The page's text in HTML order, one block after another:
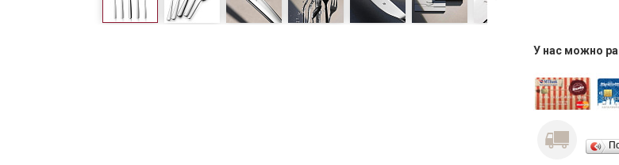
У нас можно